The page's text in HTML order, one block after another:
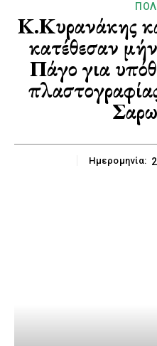
Κ.Κυρανάκης
κατέθεσαν
Πάγο για
Ημερομηνία: